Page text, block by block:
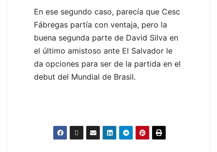
En ese segundo caso, parecía que Cesc
Fábregas partía con ventaja, pero la
buena segunda parte de David Silva en
el último amistoso ante El Salvador le
da opciones para ser de la partida en el
debut del Mundial de Brasil.